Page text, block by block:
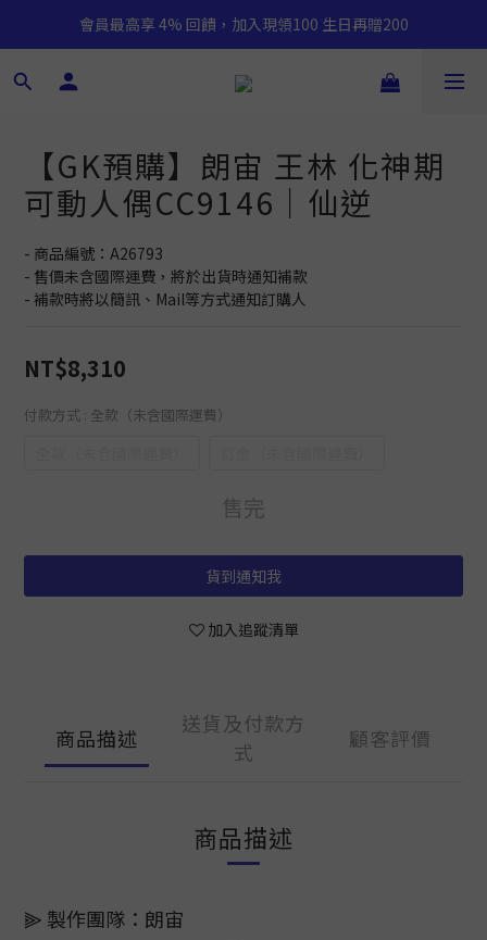
會員最高享 4% 回饋，加入現領100 生日再贈200
【GK預購】朗宙 王林 化神期
可動人偶CC9146｜仙逆
- 商品編號：A26793
- 售價未含國際運費，將於出貨時通知補款
- 補款時將以簡訊、Mail等方式通知訂購人
NT$8,310
付款方式 : 全款（未含國際運費）
售完
貨到通知我
加入追蹤清單
商品描述
送貨及付款方
式
顧客評價
商品描述
⫸ 製作團隊：朗宙